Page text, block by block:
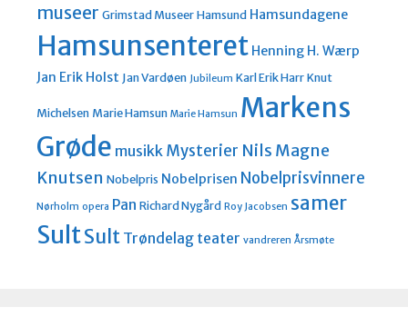
museer Grimstad Museer Hamsund Hamsundagene
Hamsunsenteret Henning H. Wærp
Jan Erik Holst Jan Vardøen Jubileum Karl Erik Harr Knut
Michelsen Marie Hamsun Marie Hamsun Markens
Grøde musikk Mysterier Nils Magne
Knutsen Nobelpris Nobelprisen Nobelprisvinnere
Nørholm opera Pan Richard Nygård Roy Jacobsen samer
SultSult Trøndelag teater vandreren Årsmøte